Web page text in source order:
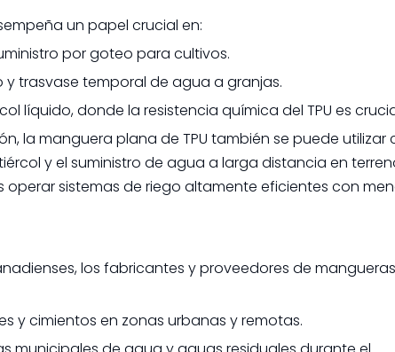
un papel crucial en:
por goteo para cultivos.
trasvase temporal de agua a granjas.
líquido, donde la resistencia química del TPU es
la manguera plana de TPU también se puede utilizar
y el suministro de agua a larga distancia en
operar sistemas de riego altamente eficientes con
los fabricantes y proveedores de
y cimientos en zonas urbanas y remotas.